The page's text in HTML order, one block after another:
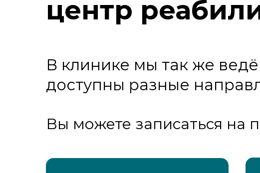
центр
Вы можете записаться на
В клинике мы так же
доступны разные